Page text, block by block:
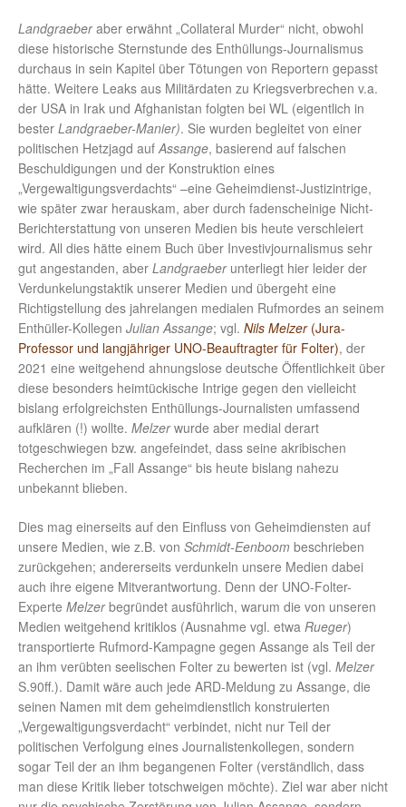
Landgraeberaber erwähnt „Collateral Murder“ nicht, obwohl
diese historische Sternstunde des Enthüllungs-Journalismus
durchaus in sein Kapitel über Tötungen von Reportern gepasst
hätte. Weitere Leaks aus Militärdaten zu Kriegsverbrechen v.a.
der USA in Irak und Afghanistan folgten bei WL (eigentlich in
bester Landgraeber-Manier). Sie wurden begleitet von einer
politischen Hetzjagd aufAssange, basierend auf falschen
Beschuldigungen und der Konstruktion eines
„Vergewaltigungsverdachts“ –eine Geheimdienst-Justizintrige,
wie später zwar herauskam, aber durch fadenscheinige Nicht-
Berichterstattung von unseren Medien bis heute verschleiert
wird. All dies hätte einem Buch über Investivjournalismus sehr
gut angestanden, aber Landgraeber unterliegt hier leider der
Verdunkelungstaktik unserer Medien und übergeht eine
Richtigstellung des jahrelangen medialen Rufmordes an seinem
Enthüller-Kollegen Julian Assange; vgl. Nils Melzer (Jura-
Professor und langjähriger UNO-Beauftragter für Folter), der
2021 eine weitgehend ahnungslose deutsche Öffentlichkeit über
diese besonders heimtückische Intrige gegen den vielleicht
bislang erfolgreichsten Enthüllungs-Journalisten umfassend
aufklären (!) wollte. Melzerwurde aber medial derart
totgeschwiegen bzw. angefeindet, dass seine akribischen
Recherchen im „Fall Assange“ bis heute bislang nahezu
unbekannt blieben.
Dies mag einerseits auf den Einfluss von Geheimdiensten auf
unsere Medien, wie z.B. von Schmidt-Eenboom beschrieben
zurückgehen; andererseits verdunkeln unsere Medien dabei
auch ihre eigene Mitverantwortung. Denn der UNO-Folter-
Experte Melzerbegründet ausführlich, warum die von unseren
Medien weitgehend kritiklos (Ausnahme vgl. etwa Rueger)
transportierte Rufmord-Kampagne gegen Assange als Teil der
an ihm verübten seelischen Folter zu bewerten ist (vgl. Melzer
S.90ff.). Damit wäre auch jede ARD-Meldung zu Assange, die
seinen Namen mit dem geheimdienstlich konstruierten
„Vergewaltigungsverdacht“ verbindet, nicht nur Teil der
politischen Verfolgung eines Journalistenkollegen, sondern
sogar Teil der an ihm begangenen Folter (verständlich, dass
man diese Kritik lieber totschweigen möchte). Ziel war aber nicht